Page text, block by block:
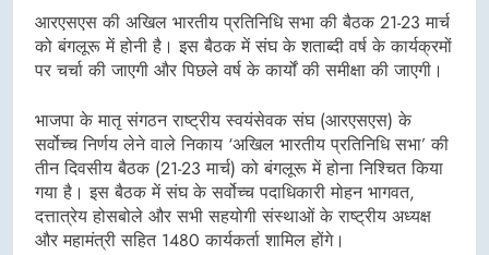
आरएसएस की अखिल भारतीय प्रतिनिधि सभा की बैठक 21-23 मार्च
को बंगलूरू में होनी है। इस बैठक में संघ के शताब्दी वर्ष के कार्यक्रमों
पर चर्चा की जाएगी और पिछले वर्ष के कार्यों की समीक्षा की जाएगी।
भाजपा के मातृ संगठन राष्ट्रीय स्वयंसेवक संघ (आरएसएस) के
सर्वोच्च निर्णय लेने वाले निकाय ‘अखिल भारतीय प्रतिनिधि सभा’ की
तीन दिवसीय बैठक (21-23 मार्च) को बंगलूरू में होना निश्चित किया
गया है। इस बैठक में संघ के सर्वोच्च पदाधिकारी मोहन भागवत,
दत्तात्रेय होसबोले और सभी सहयोगी संस्थाओं के राष्ट्रीय अध्यक्ष
और महामंत्री सहित 1480 कार्यकर्ता शामिल होंगे।